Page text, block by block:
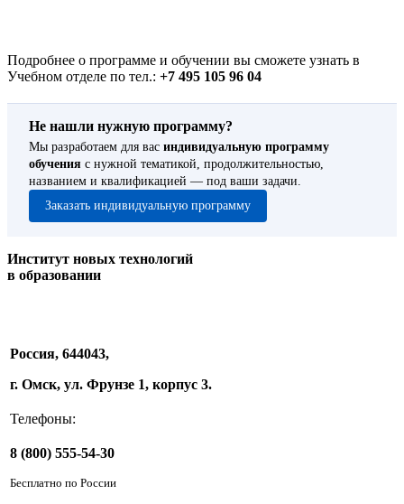
Подробнее о программе и обучении вы сможете узнать в
Учебном отделе по тел.: +7 495 105 96 04
Не нашли нужную программу?
Мы разработаем для вас индивидуальную программу
обучения с нужной тематикой, продолжительностью,
названием и квалификацией — под ваши задачи.
Заказать индивидуальную программу
Институт новых технологий
в образовании
Россия, 644043,
г. Омск, ул. Фрунзе 1, корпус 3.
Телефоны:
8 (800) 555-54-30
Бесплатно по России